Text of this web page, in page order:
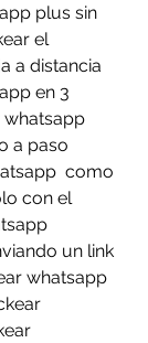
plus sin
el
a distancia
en 3
whatsapp
a paso
como
con el
un link
whatsapp